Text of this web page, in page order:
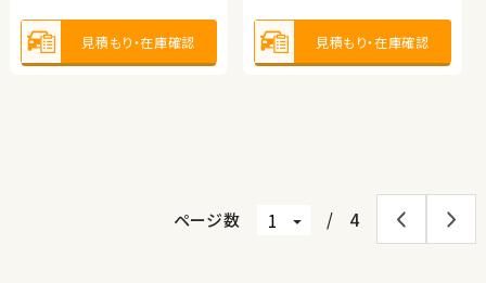
見積もり・在庫確認 見積もり・在庫確認
見積もり・在庫確認 見積もり・在庫確認
排気 2,000cc 整備 法定整備付
諸費用： 万円（税込）
保証 あり 住所 青森県
年式 2011年 走行 73,600km
ページ数 / 4